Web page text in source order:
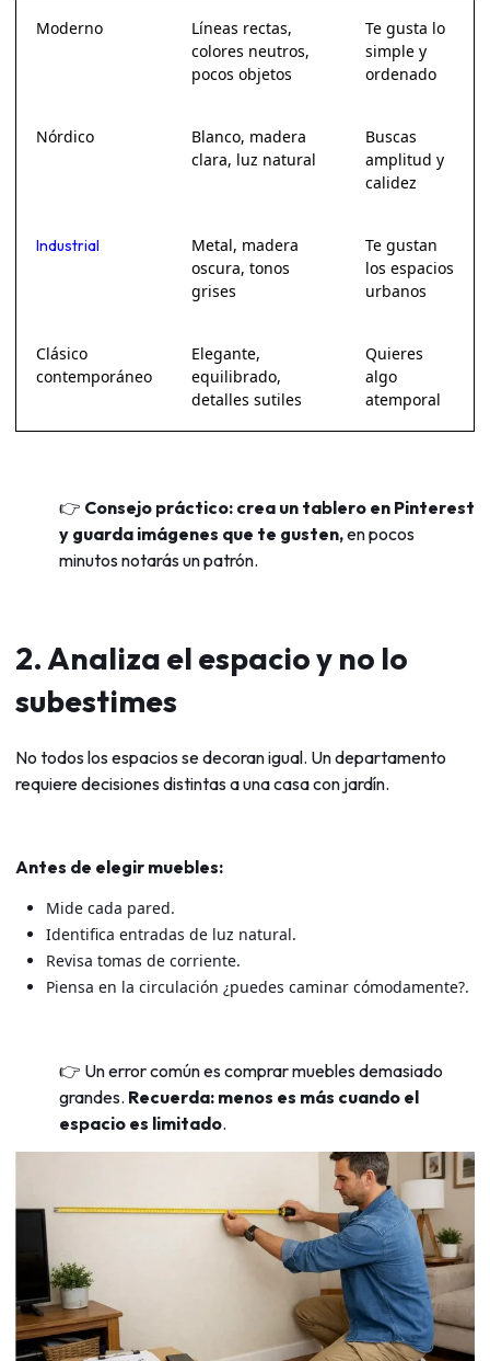
Moderno
Líneas rectas,
colores neutros,
pocos objetos
Te gusta lo
simple y
ordenado
Nórdico
Blanco, madera
clara, luz natural
Buscas
amplitud y
calidez
Industrial
Metal, madera
oscura, tonos
grises
Te gustan
los espacios
urbanos
Clásico
contemporáneo
Elegante,
equilibrado,
detalles sutiles
Quieres
algo
atemporal
👉 Consejo práctico: crea un tablero en Pinterest
y guarda imágenes que te gusten,en pocos
minutos notarás un patrón.
2. Analiza el espacio y no lo
subestimes
No todos los espacios se decoran igual. Un departamento
requiere decisiones distintas a una casa con jardín.
Antes de elegir muebles:
Mide cada pared.
Identifica entradas de luz natural.
Revisa tomas de corriente.
Piensa en la circulación ¿puedes caminar cómodamente?.
👉 Un error común es comprar muebles demasiado
grandes. Recuerda: menos es más cuando el
espacio es limitado.